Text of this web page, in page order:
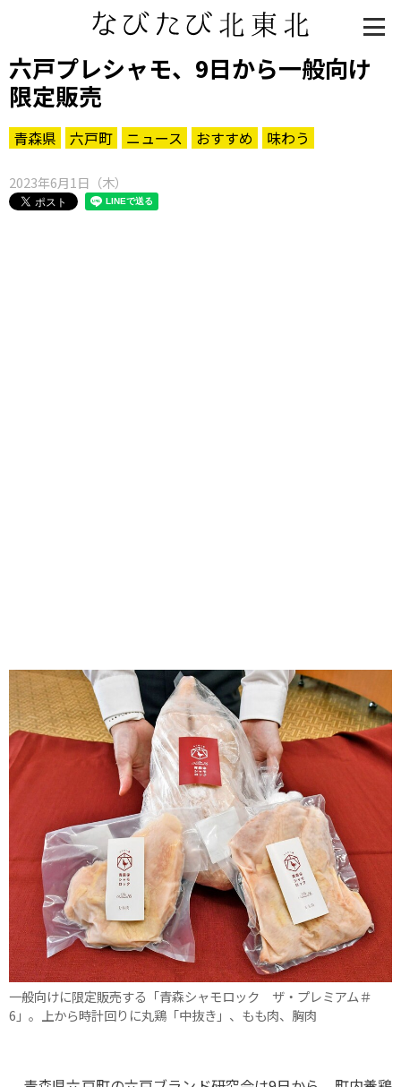
六戸プレシャモ、9日から一般向け
限定販売
青森県 六戸町 ニュース おすすめ 味わう
2023年6月1日（木）
一般向けに限定販売する「青森シャモロック ザ・プレミアム＃
6」。上から時計回りに丸鶏「中抜き」、もも肉、胸肉